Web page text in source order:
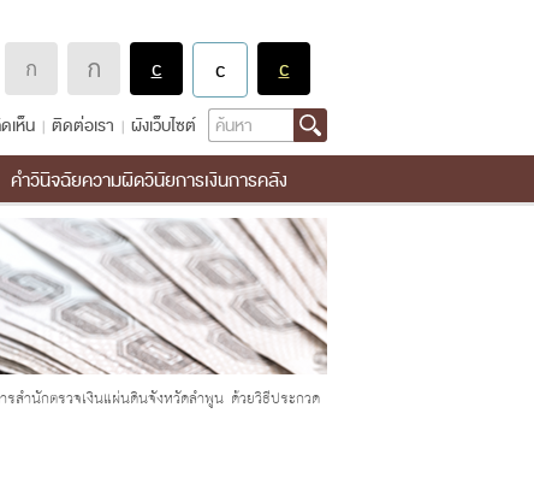
Search
เห็น ติดต่อเรา ผังเว็บไซต์
คำวินิจฉัยความผิดวินัยการเงินการคลัง
สำนักตรวจเงินแผ่นดินจังหวัดลำพูน ด้วยวิธีประกวด